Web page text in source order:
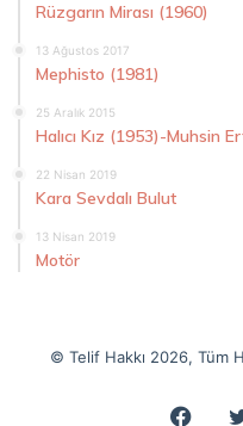
Rüzgarın Mirası (1960)
13 Ağustos 2017
Mephisto (1981)
25 Aralık 2015
Halıcı Kız (1953)-Muhsin
22 Nisan 2019
Kara Sevdalı Bulut
13 Nisan 2019
Motör
© Telif Hakkı 2026, Tüm